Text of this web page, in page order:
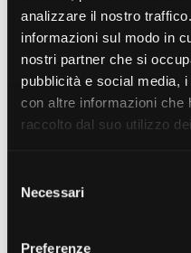
analizzare il nostro
informazioni sul modo in
nostri partner che si
pubblicità e social media,
con altre informazioni che
raccolto dal suo utilizzo
delNecessari
Preferenze
precisi fotogramma